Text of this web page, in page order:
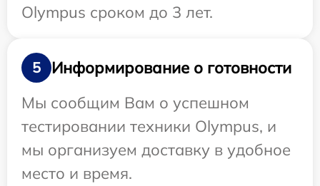
Olympus сроком до 3 лет.
5
Информирование о готовности
Мы сообщим Вам о успешном
тестировании техники Olympus, и
мы организуем доставку в удобное
место и время.